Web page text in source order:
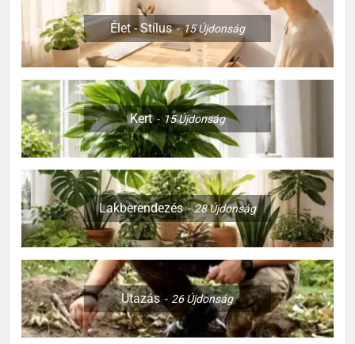
Élet - Stílus 15Újdonság
Kert 15Újdonság
Lakberendezés 28Újdonság
Utazás 26Újdonság